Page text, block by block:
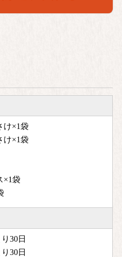
け×1袋
け×1袋
×1袋
30日
30日